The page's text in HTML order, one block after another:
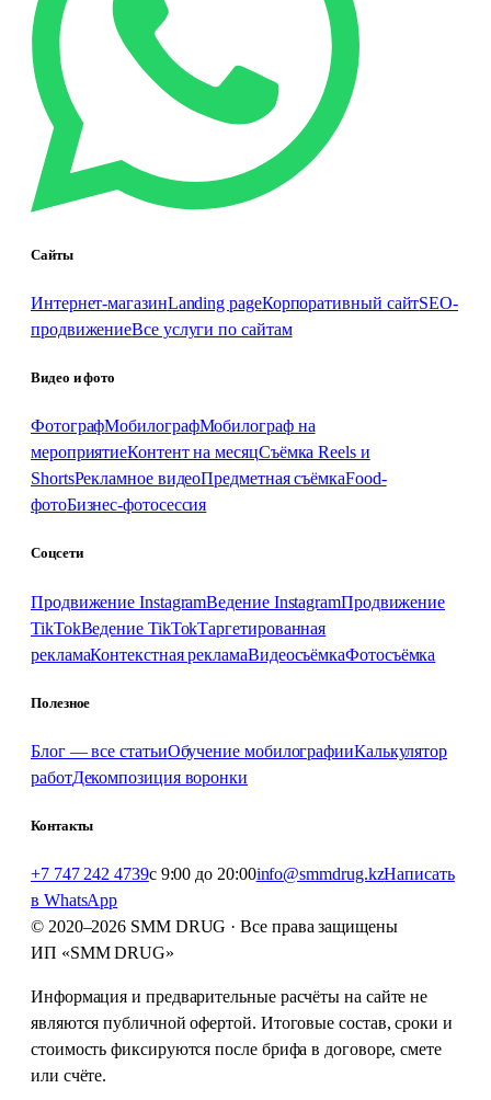
Сайты
Интернет-магазинLanding pageКорпоративный сайтSEO-
продвижениеВсе услуги по сайтам
Видео и фото
ФотографМобилографМобилограф на
мероприятиеКонтент на месяцСъёмка Reels и
ShortsРекламное видеоПредметная съёмкаFood-
фотоБизнес-фотосессия
Соцсети
Продвижение InstagramВедение InstagramПродвижение
TikTokВедение TikTokТаргетированная
рекламаКонтекстная рекламаВидеосъёмкаФотосъёмка
Полезное
Блог — все статьиОбучение мобилографииКалькулятор
работДекомпозиция воронки
Контакты
+7 747 242 4739с 9:00 до 20:00info@smmdrug.kzНаписать
в WhatsApp
© 2020–2026 SMM DRUG ·Все права защищены
ИП «SMM DRUG»
Информация и предварительные расчёты на сайте не
являются публичной офертой. Итоговые состав, сроки и
стоимость фиксируются после брифа в договоре, смете
или счёте.